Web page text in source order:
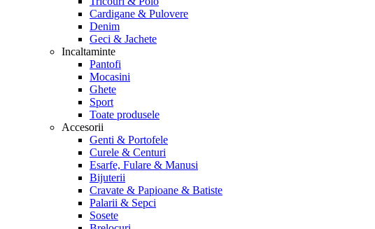
Cardigane & Pulovere
Denim
Geci & Jachete
Incaltaminte
Pantofi
Mocasini
Ghete
Sport
Toate produsele
Accesorii
Genti & Portofele
Curele & Centuri
Esarfe, Fulare & Manusi
Bijuterii
Cravate & Papioane & Batiste
Palarii & Sepci
Sosete